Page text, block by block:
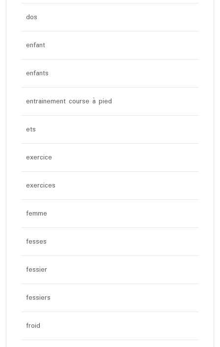
dos
enfant
enfants
entrainement course à pied
ets
exercice
exercices
femme
fesses
fessier
fessiers
froid